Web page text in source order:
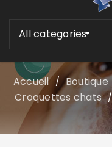
All categories
Accueil / Boutique
Croquettes chats /